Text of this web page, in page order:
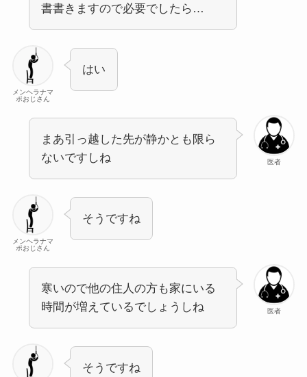
書書きますので必要でしたら…
メンヘラナマ
ポおじさん
はい
医者
まあ引っ越した先が静かとも限ら
ないですしね
メンヘラナマ
ポおじさん
そうですね
医者
寒いので他の住人の方も家にいる
時間が増えているでしょうしね
そうですね